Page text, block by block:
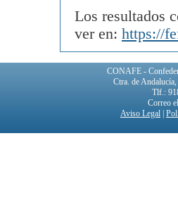
Los resultados
ver en: https://
CONAFE -
Ctra. de
Tlf.:
Correo
Aviso Legal